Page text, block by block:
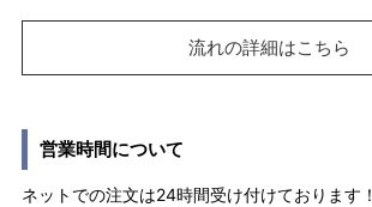
流れの詳細はこちら
営業時間について
ネットでの注文は24時間受け付けております！